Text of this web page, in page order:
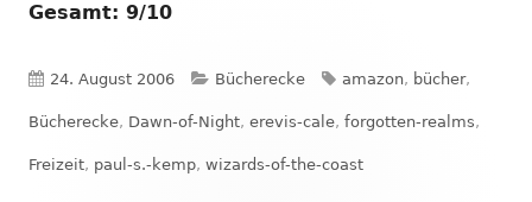
Gesamt: 9/10
Veröffentlicht
am
24. August 2006 Kategorien
Bücherecke Schlagwörter
amazon, bücher,
Bücherecke, Dawn-of-Night, erevis-cale, forgotten-realms,
Freizeit, paul-s.-kemp, wizards-of-the-coast